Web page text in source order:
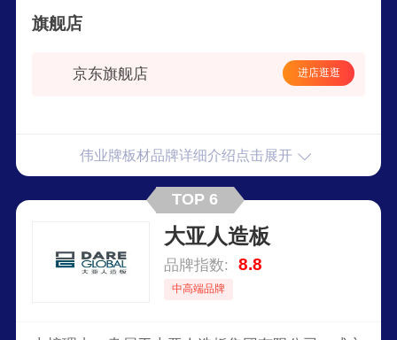
护名录。是ENF级板材的缔造者，阻燃、绝燃板材
旗舰店
京东旗舰店 进店逛逛
伟业牌板材品牌详细介绍点击展开
TOP 6
大亚人造板
品牌指数: 8.8
中高端品牌